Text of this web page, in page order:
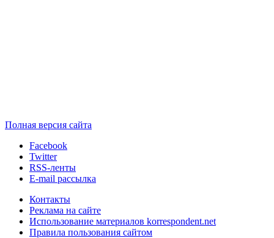
Полная версия сайта
Facebook
Twitter
RSS-ленты
E-mail рассылка
Контакты
Реклама на сайте
Использование материалов korrespondent.net
Правила пользования сайтом